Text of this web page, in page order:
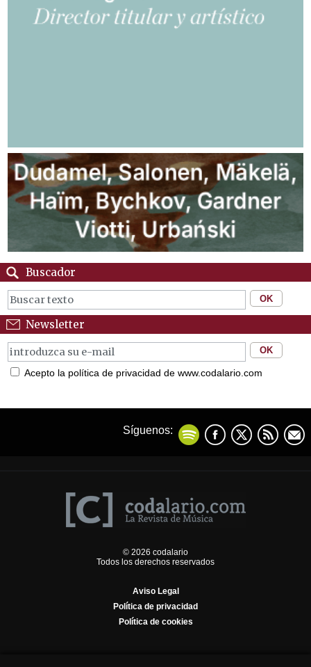
Buscador
Newsletter
Acepto la política de privacidad de www.codalario.com
Síguenos:
© 2026 codalario
Todos los derechos reservados
Aviso Legal
Política de privacidad
Política de cookies